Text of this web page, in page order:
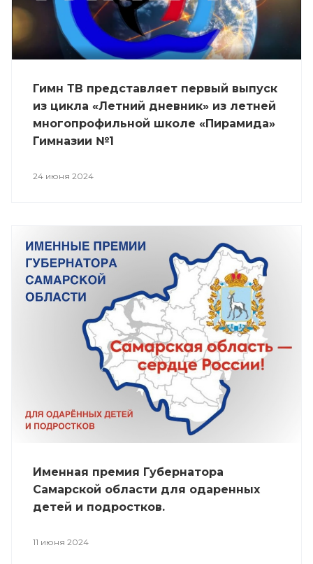
Гимн ТВ представляет первый выпуск
из цикла «Летний дневник» из летней
многопрофильной школе «Пирамида»
Гимназии №1
24 июня 2024
Именная премия Губернатора
Самарской области для одаренных
детей и подростков.
11 июня 2024